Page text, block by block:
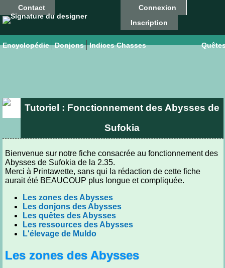
Contact
Connexion
Inscription
Encyclopédie Donjons Indices Chasses
Tutoriel : Fonctionnement des Abysses de
Sufokia
Bienvenue sur notre fiche consacrée au fonctionnement des
Abysses de Sufokia de la 2.35.
Merci à Printawette, sans qui la rédaction de cette fiche
aurait été BEAUCOUP plus longue et compliquée.
Les zones des Abysses
Les donjons des Abysses
Les quêtes des Abysses
Les ressources des Abysses
L'élevage de Muldo
Les zones des Abysses